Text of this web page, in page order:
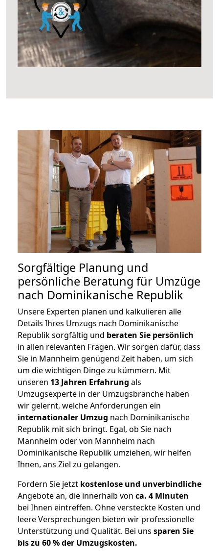
Sorgfältige Planung und
persönliche Beratung für Umzüge
nach Dominikanische Republik
Unsere Experten planen und kalkulieren alle
Details Ihres Umzugs nach Dominikanische
Republik sorgfältig und beraten Sie persönlich
in allen relevanten Fragen. Wir sorgen dafür, dass
Sie in Mannheim genügend Zeit haben, um sich
um die wichtigen Dinge zu kümmern. Mit
unseren 13 Jahren Erfahrung als
Umzugsexperte in der Umzugsbranche haben
wir gelernt, welche Anforderungen ein
internationaler Umzug nach Dominikanische
Republik mit sich bringt. Egal, ob Sie nach
Mannheim oder von Mannheim nach
Dominikanische Republik umziehen, wir helfen
Ihnen, ans Ziel zu gelangen.
Fordern Sie jetzt kostenlose und unverbindliche
Angebote an, die innerhalb von ca. 4 Minuten
bei Ihnen eintreffen. Ohne versteckte Kosten und
leere Versprechungen bieten wir professionelle
Unterstützung und Qualität. Bei uns sparen Sie
bis zu 60 % der Umzugskosten.